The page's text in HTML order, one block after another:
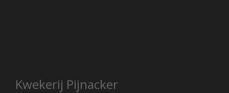
Kwekerij Pijnacker